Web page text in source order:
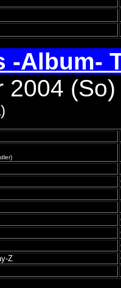
-Album-
2004
Z